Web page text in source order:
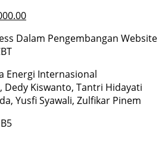
Dalam Pengembangan Website
Energi Internasional
Dedy Kiswanto, Tantri Hidayati
Yusfi Syawali, Zulfikar Pinem